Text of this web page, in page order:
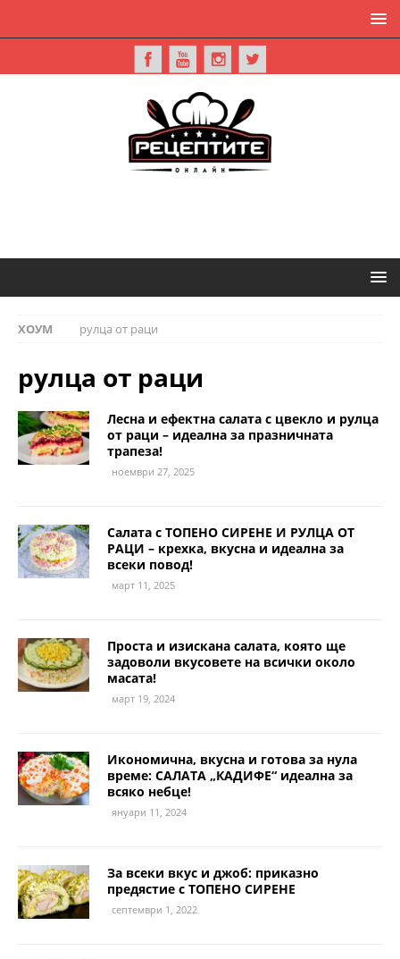
ХОУМ рулца от раци
рулца от раци
Лесна и ефектна салата с цвекло и рулца
от раци – идеална за празничната
трапеза!
ноември 27, 2025
Салата с ТОПЕНО СИРЕНЕ И РУЛЦА ОТ
РАЦИ – крехка, вкусна и идеална за
всеки повод!
март 11, 2025
Проста и изискана салата, която ще
задоволи вкусовете на всички около
масата!
март 19, 2024
Икономична, вкусна и готова за нула
време: САЛАТА „КАДИФЕ“ идеална за
всяко небце!
януари 11, 2024
За всеки вкус и джоб: приказно
предястие с ТОПЕНО СИРЕНЕ
септември 1, 2022